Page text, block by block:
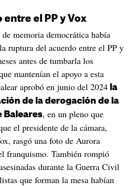
el PP y Vox
memoria democrática había
ruptura del acuerdo entre el PP y
antes de tumbarla los
mantenían el apoyo a esta
aprobó en junio del 2024la
de la derogación de la
Baleares, en un pleno que
el presidente de la cámara,
rasgó una foto de Aurora
franquismo. También rompió
durante la Guerra Civil
que forman la mesa habían